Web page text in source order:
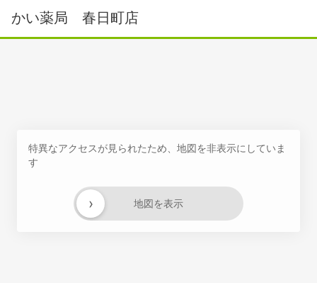
かい薬局 春日町店
特異なアクセスが見られたため、地図を非表示にしていま
す
地図を表示
›